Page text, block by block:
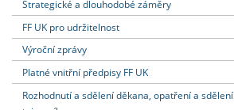
Strategické a dlouhodobé záměry
FF UK pro udržitelnost
Výroční zprávy
Platné vnitřní předpisy FF UK
Rozhodnutí a sdělení děkana, opatření a sdělení